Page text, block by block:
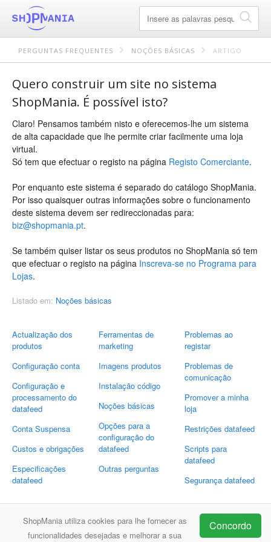
PERGUNTAS FREQUENTES NOÇÕES BÁSICAS ARTIGO
Actualização dos
produtos
Configuração conta
Configuração e
processamento do
datafeed
Conta Suspensa
Custos e obrigações
Especificações
datafeed
Ferramentas de
marketing
Imagens produtos
Instalação código
Noções básicas
Opções para a
configuração do
datafeed
Outras perguntas
Problemas ao
registar
Problemas de
comunicação
Promover a minha
loja
Restrições datafeed
Scripts para
datafeed
Segurança datafeed
Quero construir um site no sistema
ShopMania. É possível isto?
Claro! Pensamos também nisto e oferecemos-lhe um sistema
de alta capacidade que lhe permite criar facilmente uma loja
virtual.
Só tem que efectuar o registo na página Registo Comerciante.
Por enquanto este sistema é separado do catálogo ShopMania.
Por isso quaisquer outras informações sobre o funcionamento
deste sistema devem ser redireccionadas para:
biz@shopmania.pt.
Se também quiser listar os seus produtos no ShopMania só tem
que efectuar o registo na página Inscreva-se no Programa para
Lojas.
Listado em: Noções básicas
Email:support@shopmania.pt
ShopMania utiliza cookies para lhe fornecer as
funcionalidades desejadas e melhorar a sua
Concordo